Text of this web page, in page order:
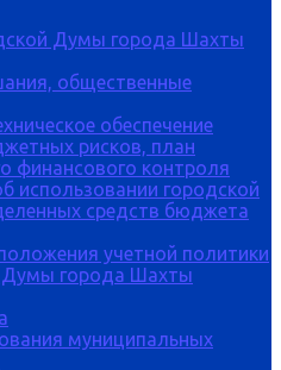
Думы города Шахты
общественные
обеспечение
рисков, план
финансового контроля
использовании городской
средств бюджета
учетной политики
Думы города Шахты
муниципальных